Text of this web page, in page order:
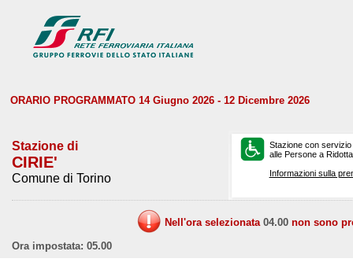
ORARIO PROGRAMMATO 14 Giugno 2026 - 12 Dicembre 2026
Stazione di
CIRIE'
Comune di Torino
Stazione con
alle Persone a
Informazioni sulla
Nell'ora selezionata 04.00 non sono
Ora impostata: 05.00